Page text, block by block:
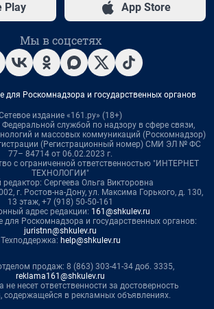
Play App Store
Мы в соцсетях
для Роскомнадзора и государственных органов
издание «161.ру» (18+)
службой по надзору в сфере связи,
и массовых коммуникаций (Роскомнадзор)
(Регистрационный номер) СМИ ЭЛ № ФС
77– 84714 от 06.02.2023 г.
с ограниченной ответственностью "ИНТЕРНЕТ
ТЕХНОЛОГИИ"
редактор: Сергеева Ольга Викторовна
г. Ростов-на-Дону, ул. Максима Горького, д. 130,
13 этаж, +7 (918) 50-50-161
адрес редакции: 161@shkulev.ru
для Роскомнадзора и государственных органов:
juristnn@shkulev.ru
Техподдержка: help@shkulev.ru
продаж: 8 (863) 303-41-34 доб. 3335,
reklama161@shkulev.ru
не несет ответственности за достоверность
содержащейся в рекламных объявлениях.